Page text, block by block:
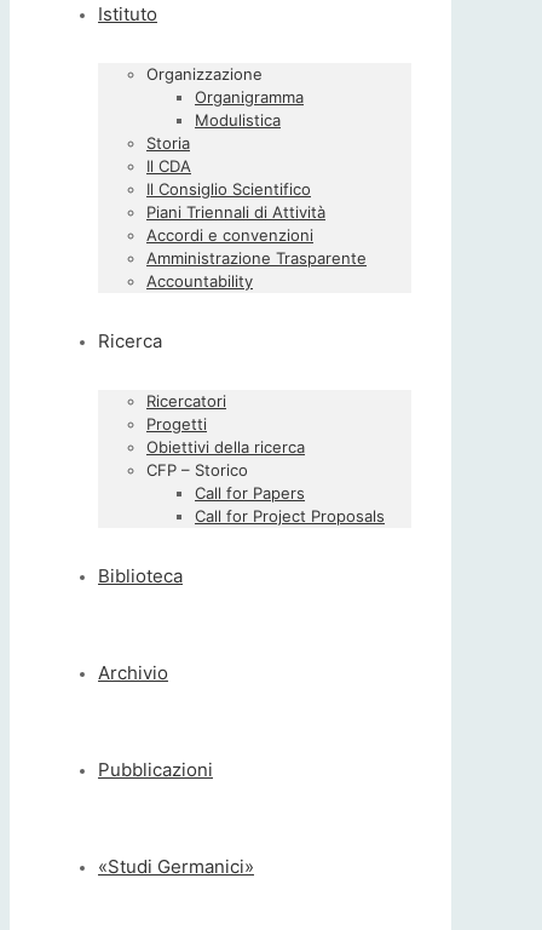
Istituto
Organizzazione
Organigramma
Modulistica
Storia
Il CDA
Il Consiglio Scientifico
Piani Triennali di Attività
Accordi e convenzioni
Amministrazione Trasparente
Accountability
Ricerca
Ricercatori
Progetti
Obiettivi della ricerca
CFP – Storico
Call for Papers
Call for Project Proposals
Biblioteca
Archivio
Pubblicazioni
«Studi Germanici»